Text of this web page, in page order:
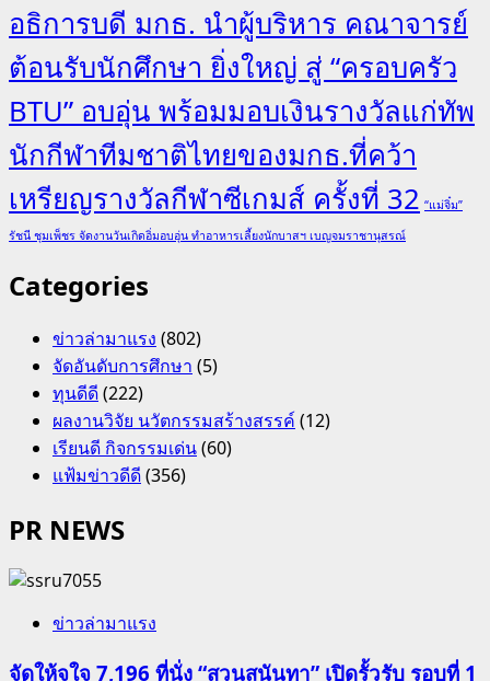
อธิการบดี มกธ. นำผู้บริหาร คณาจารย์
ต้อนรับนักศึกษา ยิ่งใหญ่ สู่ “ครอบครัว
BTU” อบอุ่น พร้อมมอบเงินรางวัลแก่ทัพ
นักกีฬาทีมชาติไทยของมกธ.ที่คว้า
เหรียญรางวัลกีฬาซีเกมส์ ครั้งที่ 32 “แม่จิ๋ม”
รัชนี ชุมเพ็ชร จัดงานวันเกิดอิ่มอบอุ่น ทำอาหารเลี้ยงนักบาสฯ เบญจมราชานุสรณ์
Categories
ข่าวล่ามาแรง (802)
จัดอันดับการศึกษา (5)
ทุนดีดี(222)
ผลงานวิจัย นวัตกรรมสร้างสรรค์(12)
เรียนดี กิจกรรมเด่น(60)
แฟ้มข่าวดีดี(356)
PR NEWS
ข่าวล่ามาแรง
จัดให้จุใจ 7,196 ที่นั่ง “สวนสุนันทา” เปิดรั้วรับ รอบที่ 1